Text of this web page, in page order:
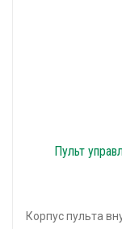
Пульт
Корпус пульта